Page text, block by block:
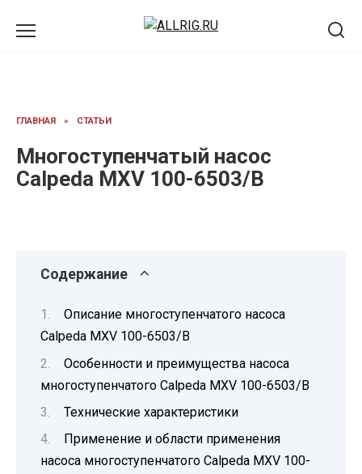
ГЛАВНАЯ » СТАТЬИ
Многоступенчатый насос
Calpeda MXV 100-6503/B
Содержание
Описание многоступенчатого насоса
Calpeda MXV 100-6503/B
Особенности и преимущества насоса
многоступенчатого Calpeda MXV 100-6503/B
Технические характеристики
Применение и области применения
насоса многоступенчатого Calpeda MXV 100-